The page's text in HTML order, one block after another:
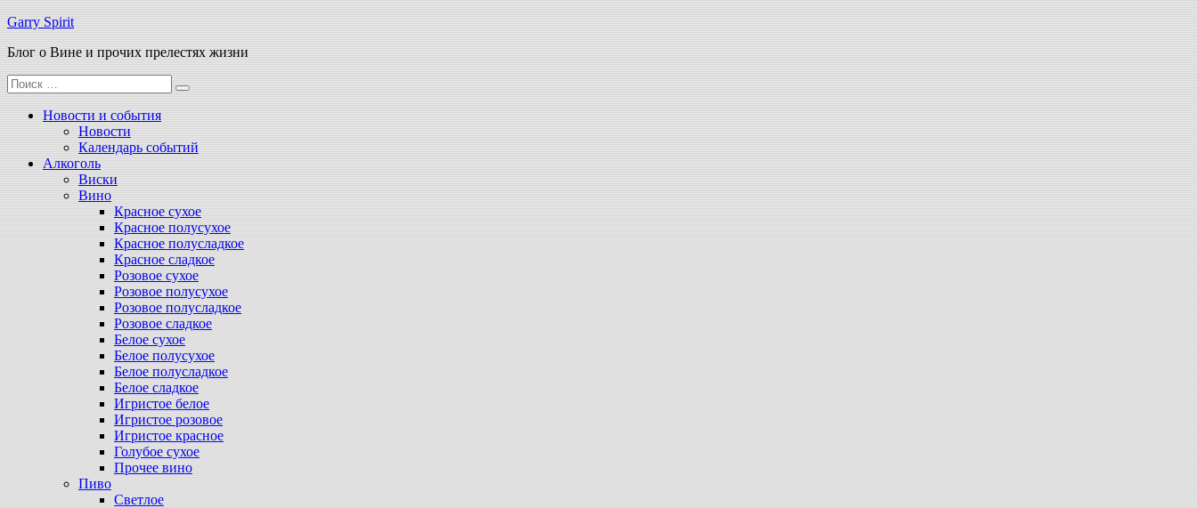
Перейти
содержимому
Garry Spirit
Блог о Вине и прочих прелестях жизни
Поиск
для:
Новости и события
Новости
Календарь событий
Алкоголь
Виски
Вино
Красное сухое
Красное полусухое
Красное полусладкое
Красное сладкое
Розовое сухое
Розовое полусухое
Розовое полусладкое
Розовое сладкое
Белое сухое
Белое полусухое
Белое полусладкое
Белое сладкое
Игристое белое
Игристое розовое
Игристое красное
Голубое сухое
Прочее вино
Пиво
Светлое